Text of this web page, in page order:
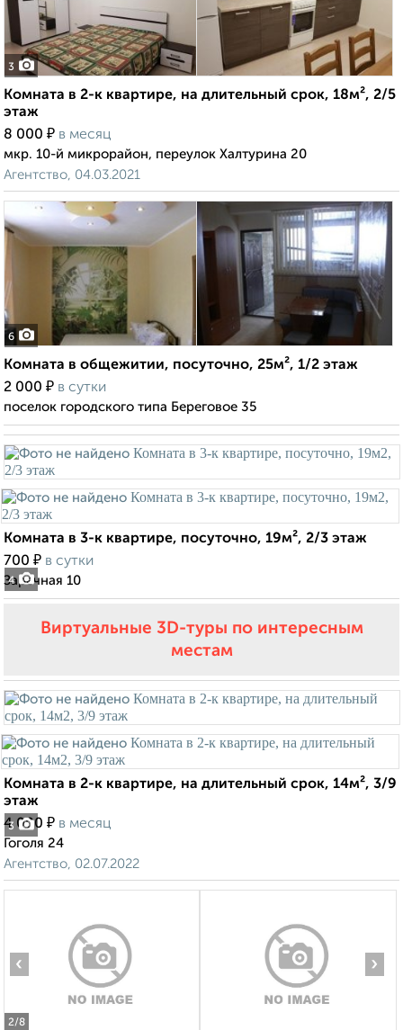
3
Комната в 2-к квартире, на длительный срок, 18м², 2/5
этаж
8 000 ₽ в месяц
мкр. 10-й микрорайон, переулок Халтурина 20
Агентство, 04.03.2021
6
Комната в общежитии, посуточно, 25м², 1/2 этаж
2 000 ₽ в сутки
поселок городского типа Береговое 35
4
Комната в 3-к квартире, посуточно, 19м², 2/3 этаж
700 ₽ в сутки
Заречная 10
Виртуальные 3D-туры по интересным
местам
3
Комната в 2-к квартире, на длительный срок, 14м², 3/9
этаж
4 000 ₽ в месяц
Гоголя 24
Агентство, 02.07.2022
2/8
‹ ›